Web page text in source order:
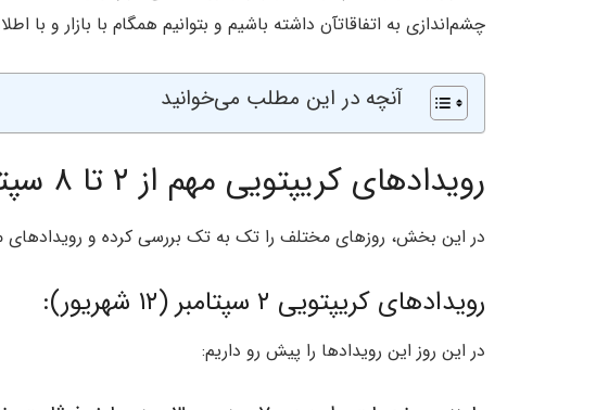
چشم‌اندازی به اتفاقاتآن داشته باشیم و بتوانیم همگام با بازار و با
آنچه در این مطلب می‌خوانید
رویدادهای کریپتویی مهم از ۲ تا ۸ سپتامبر (۱۲ تا ۱۸ شهریور)
در این بخش، روزهای مختلف را تک به تک بررسی کرده و رویدادهای
رویدادهای کریپتویی ۲ سپتامبر (۱۲ شهریور):
در این روز این رویدادها را پیش رو داریم: